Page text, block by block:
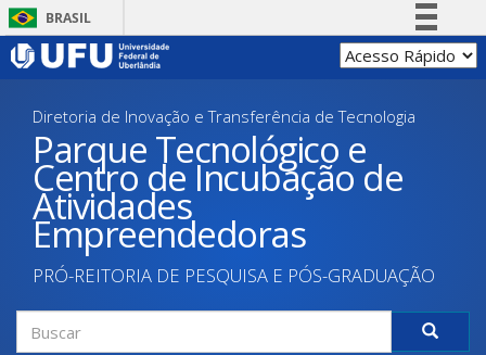
Pular
para
BRASIL
Simplifique!
Participe
Acesso à informação
Legislação
Diretoria de Inovação e Transferência de Tecnologia
Parque Tecnológico e
Centro de Incubação de
Atividades
Empreendedoras
PRÓ-REITORIA DE PESQUISA E PÓS-GRADUAÇÃO
Formulário